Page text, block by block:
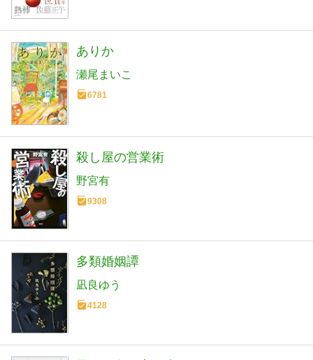
ありか
瀬尾まいこ
6781
殺し屋の営業術
野宮有
9308
多類婚姻譚
凪良ゆう
4128